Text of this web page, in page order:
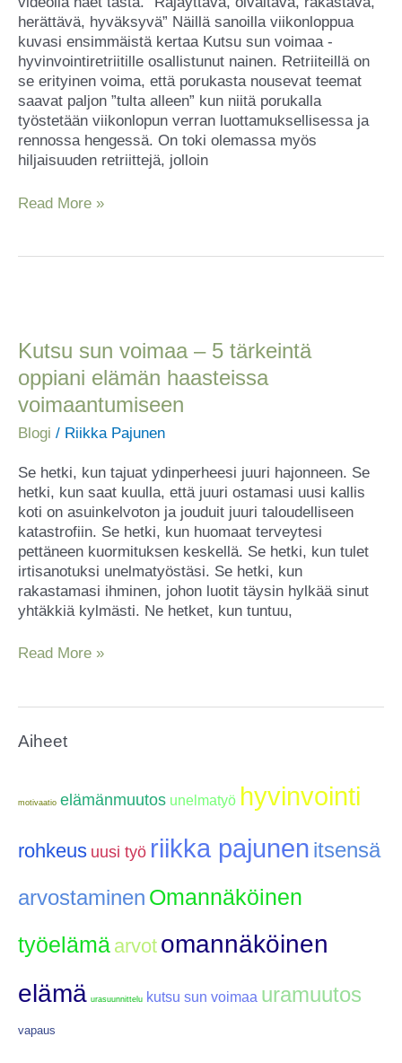
herättävä, hyväksyvä” Näillä sanoilla viikonloppua
kuvasi ensimmäistä kertaa Kutsu sun voimaa -
hyvinvointiretriitille osallistunut nainen. Retriiteillä on
se erityinen voima, että porukasta nousevat teemat
saavat paljon ”tulta alleen” kun niitä porukalla
työstetään viikonlopun verran luottamuksellisessa ja
rennossa hengessä. On toki olemassa myös
hiljaisuuden retriittejä, jolloin
Read More »
Kutsu sun voimaa – 5 tärkeintä
oppiani elämän haasteissa
voimaantumiseen
Blogi / Riikka Pajunen
Se hetki, kun tajuat ydinperheesi juuri hajonneen. Se
hetki, kun saat kuulla, että juuri ostamasi uusi kallis
koti on asuinkelvoton ja jouduit juuri taloudelliseen
katastrofiin. Se hetki, kun huomaat terveytesi
pettäneen kuormituksen keskellä. Se hetki, kun tulet
irtisanotuksi unelmatyöstäsi. Se hetki, kun
rakastamasi ihminen, johon luotit täysin hylkää sinut
yhtäkkiä kylmästi. Ne hetket, kun tuntuu,
voimaa
–
5
tärkeintä
elämän
voimaantumiseen
Read More »
Aiheet
motivaatio elämänmuutos unelmatyö hyvinvointi
rohkeus uusi työ riikka pajunen itsensä
arvostaminen Omannäköinen
työelämä arvot omannäköinen
elämä urasuunnittelu kutsu sun voimaa uramuutos
vapaus